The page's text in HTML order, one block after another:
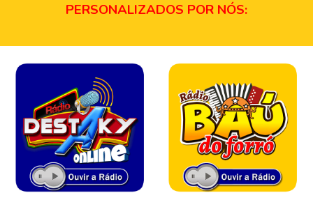
PERSONALIZADOS POR NÓS: